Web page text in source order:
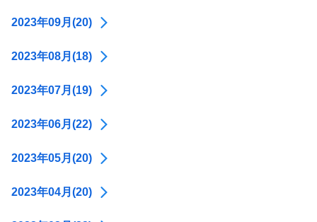
2023年09月(20)
2023年08月(18)
2023年07月(19)
2023年06月(22)
2023年05月(20)
2023年04月(20)